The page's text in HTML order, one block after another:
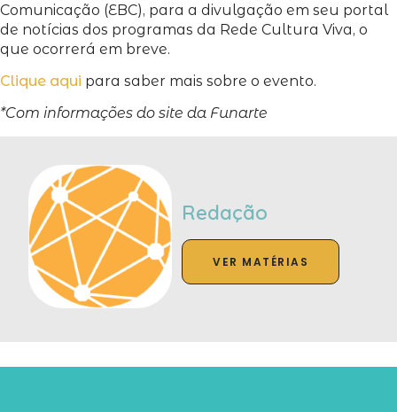
Comunicação (EBC), para a divulgação em seu portal
de notícias dos programas da Rede Cultura Viva, o
que ocorrerá em breve.
Clique aqui para saber mais sobre o evento.
*Com informações do site da Funarte
Redação
VER MATÉRIAS